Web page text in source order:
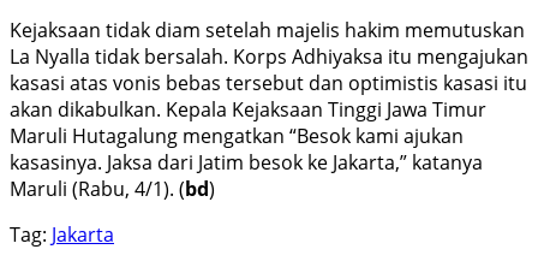
Kejaksaan tidak diam setelah majelis hakim memutuskan
La Nyalla tidak bersalah. Korps Adhiyaksa itu mengajukan
kasasi atas vonis bebas tersebut dan optimistis kasasi itu
akan dikabulkan. Kepala Kejaksaan Tinggi Jawa Timur
Maruli Hutagalung mengatkan “Besok kami ajukan
kasasinya. Jaksa dari Jatim besok ke Jakarta,” katanya
Maruli (Rabu, 4/1). (bd)
Tag: Jakarta